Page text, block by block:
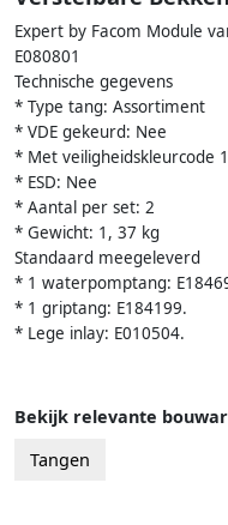
Expert by Facom Module
E080801
Technische gegevens
* Type tang: Assortiment
* VDE gekeurd: Nee
* Met veiligheidskleurcode
* ESD: Nee
* Aantal per set: 2
* Gewicht: 1, 37 kg
Standaard meegeleverd
* 1 waterpomptang:
* 1 griptang: E184199.
* Lege inlay: E010504.
Bekijk relevante
Tangen